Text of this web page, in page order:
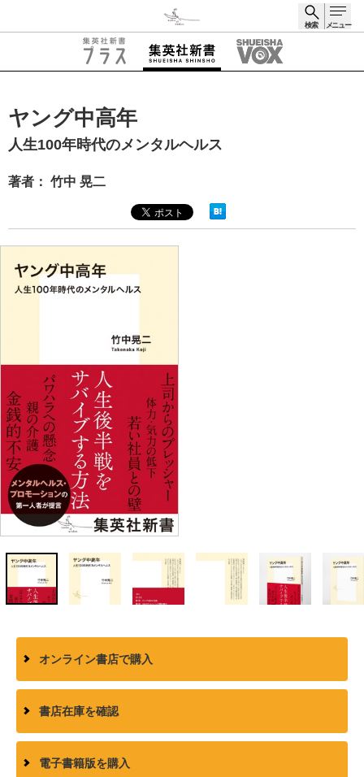
検索 メニュー
ヤング中高年
人生100年時代のメンタルヘルス
著者： 竹中 晃二
オンライン書店で購入
書店在庫を確認
電子書籍版を購入